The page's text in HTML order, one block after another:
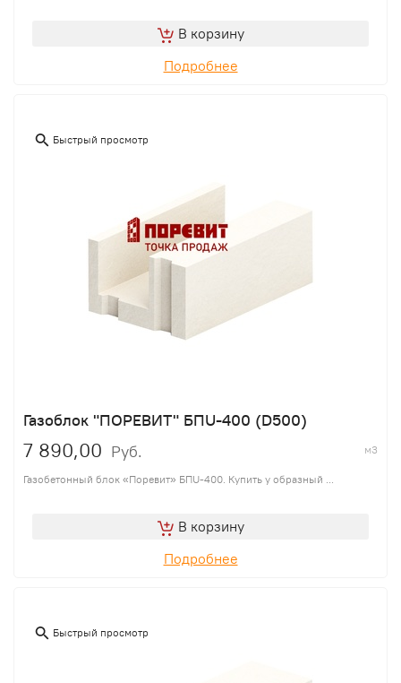
В корзину
Подробнее
Быстрый просмотр
Газоблок "ПОРЕВИТ" БПU-400 (D500)
7 890,00 Руб. м3
Газобетонный блок «Поревит» БПU-400. Купить у образный ...
В корзину
Подробнее
Быстрый просмотр